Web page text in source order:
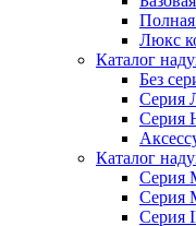
Люкс
Каталог
Без
Серия
Серия
Каталог
Серия
Серия
Серия